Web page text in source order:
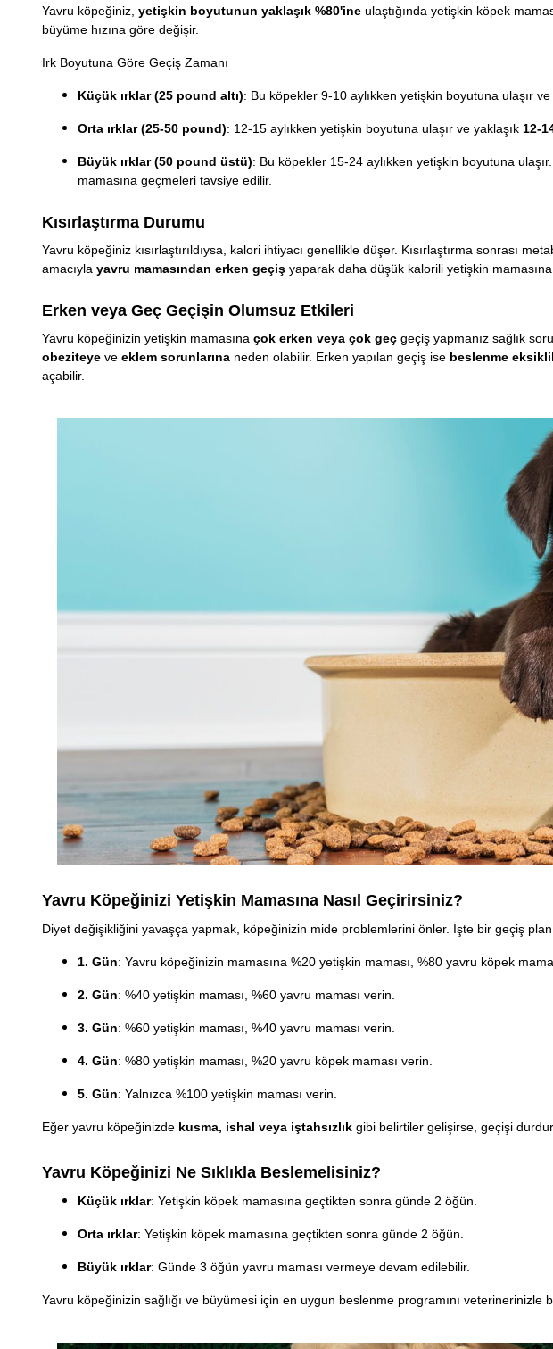
Yavru köpeğiniz, yetişkin boyutunun yaklaşık %80'ine ulaştığında yetişkin köpek
büyüme hızına göre değişir.
Irk Boyutuna Göre Geçiş Zamanı
Küçük ırklar (25 pound altı): Bu köpekler 9-10 aylıkken yetişkin boyutuna ulaşır ve
Orta ırklar (25-50 pound): 12-15 aylıkken yetişkin boyutuna ulaşır ve yaklaşık 12-
Büyük ırklar (50 pound üstü): Bu köpekler 15-24 aylıkken yetişkin boyutuna
mamasına geçmeleri tavsiye edilir.
Kısırlaştırma Durumu
Yavru köpeğiniz kısırlaştırıldıysa, kalori ihtiyacı genellikle düşer. Kısırlaştırma sonrası
amacıyla yavru mamasından erken geçiş yaparak daha düşük kalorili yetişkin mamasına
Erken veya Geç Geçişin Olumsuz Etkileri
Yavru köpeğinizin yetişkin mamasına çok erken veya çok geç geçiş yapmanız sağlık
obeziteye ve eklem sorunlarına neden olabilir. Erken yapılan geçiş ise beslenme
açabilir.
Yavru Köpeğinizi Yetişkin Mamasına Nasıl Geçirirsiniz?
Diyet değişikliğini yavaşça yapmak, köpeğinizin mide problemlerini önler. İşte bir geçiş
1. Gün: Yavru köpeğinizin mamasına %20 yetişkin maması, %80 yavru köpek
2. Gün: %40 yetişkin maması, %60 yavru maması verin.
3. Gün: %60 yetişkin maması, %40 yavru maması verin.
4. Gün: %80 yetişkin maması, %20 yavru köpek maması verin.
5. Gün: Yalnızca %100 yetişkin maması verin.
Eğer yavru köpeğinizde kusma, ishal veya iştahsızlık gibi belirtiler gelişirse, geçişi
Yavru Köpeğinizi Ne Sıklıkla Beslemelisiniz?
Küçük ırklar: Yetişkin köpek mamasına geçtikten sonra günde 2 öğün.
Orta ırklar: Yetişkin köpek mamasına geçtikten sonra günde 2 öğün.
Büyük ırklar: Günde 3 öğün yavru maması vermeye devam edilebilir.
Yavru köpeğinizin sağlığı ve büyümesi için en uygun beslenme programını veterinerinizle